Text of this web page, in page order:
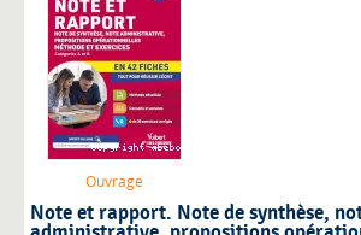
Ouvrage
Note et rapport. Note de synthèse,